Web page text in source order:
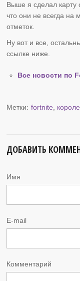
Выше я сделал карту
что они не всегда на
отметок.
Ну вот и все,
ссылке ниже.
Все новости по
Метки: fortnite
ДОБАВИТЬ
Имя
E-mail
Комментарий